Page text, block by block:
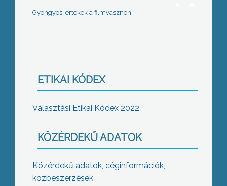
Gyöngyösi értékek a filmvásznon
ETIKAI KÓDEX
Választási Etikai Kódex 2022
KÖZÉRDEKŰ ADATOK
Közérdekű adatok, céginformációk,
közbeszerzések